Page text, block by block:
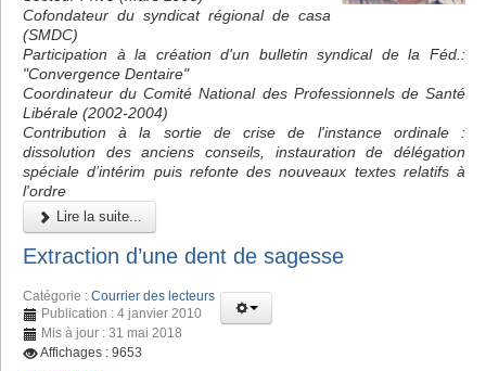
Cofondateur du syndicat régional de casa
(SMDC)
Participation à la création d'un bulletin syndical de la Féd.:
"Convergence Dentaire"
Coordinateur du Comité National des Professionnels de Santé
Libérale (2002-2004)
Contribution à la sortie de crise de l'instance ordinale :
dissolution des anciens conseils, instauration de délégation
spéciale d’intérim puis refonte des nouveaux textes relatifs à
l'ordre
Lire la suite...
Extraction d’une dent de sagesse
Catégorie : Courrier des lecteurs
Publication : 4 janvier 2010
Mis à jour : 31 mai 2018
Affichages : 9653